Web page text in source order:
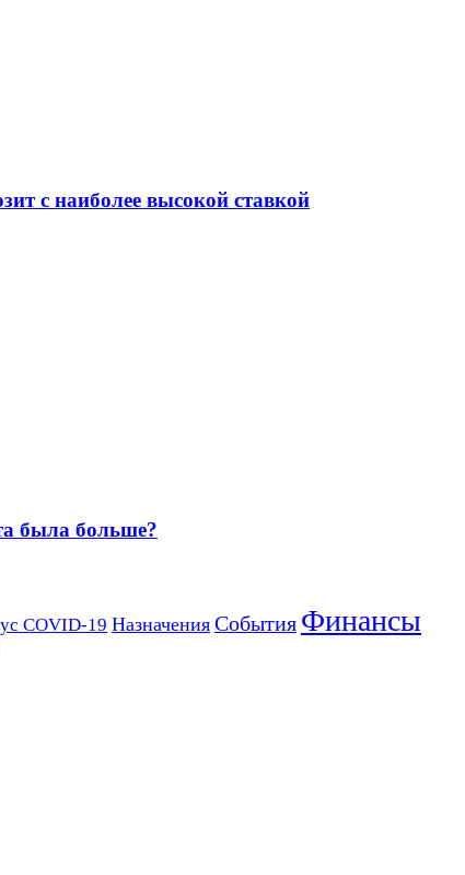
с наиболее высокой ставкой
была больше?
COVID-19 Назначения События Финансы